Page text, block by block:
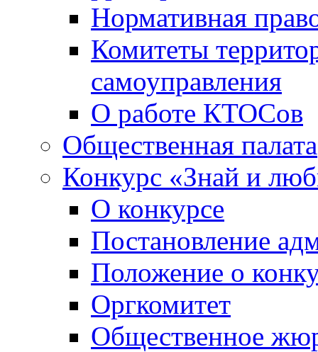
Нормативная
Комитеты
самоуправления
О работе КТОСов
Общественная палата
Конкурс «Знай и
О конкурсе
Постановление
Положение о
Оргкомитет
Общественное